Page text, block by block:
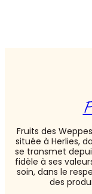
Fruits des
située à Herlies,
se transmet
fidèle à ses
soin, dans le
des